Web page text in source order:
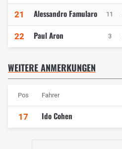
21 Alessandro Famularo 11
22 Paul Aron 3
WEITERE ANMERKUNGEN
Pos Fahrer
17 Ido Cohen